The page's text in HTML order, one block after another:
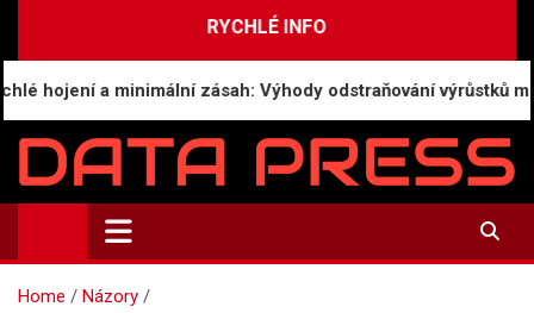
RYCHLÉ INFO
a minimální zásah: Výhody odstraňování výrůstků
Data-Press.cz
Ekonomické informace a přehledy zpravodajství
Home
Názory